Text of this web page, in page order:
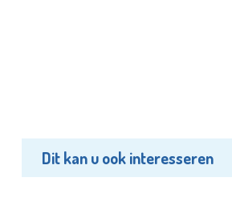
Dit kan u ook interesseren